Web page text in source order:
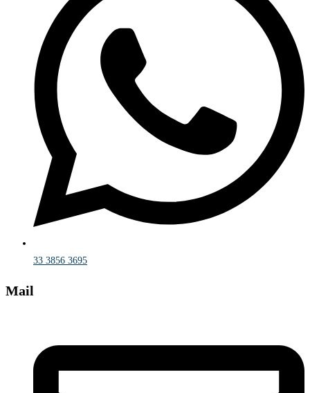
33 3856 3695
Mail